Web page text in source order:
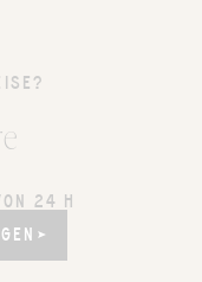
24 H